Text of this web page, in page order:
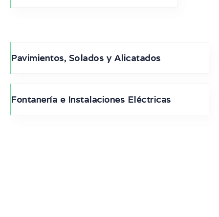
Pavimientos, Solados y Alicatados
Fontanería e Instalaciones Eléctricas